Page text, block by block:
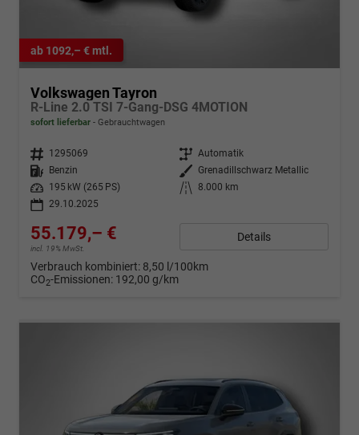
ab 1092,– € mtl.
Volkswagen Tayron
R-Line 2.0 TSI 7-Gang-DSG 4MOTION
sofort lieferbar Gebrauchtwagen
Fahrzeugnr. 1295069 Getriebe Automatik
Kraftstoff
Benzin Außenfarbe
Grenadillschwarz Metallic
Leistung
195 kW (265 PS) Kilometerstand
8.000 km
29.10.2025
55.179,– €
incl. 19% MwSt.
Details
Verbrauch kombiniert: 8,50 l/100km
CO2-Emissionen: 192,00 g/km